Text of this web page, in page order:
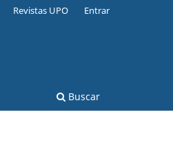
Buscar
Revistas UPO Entrar